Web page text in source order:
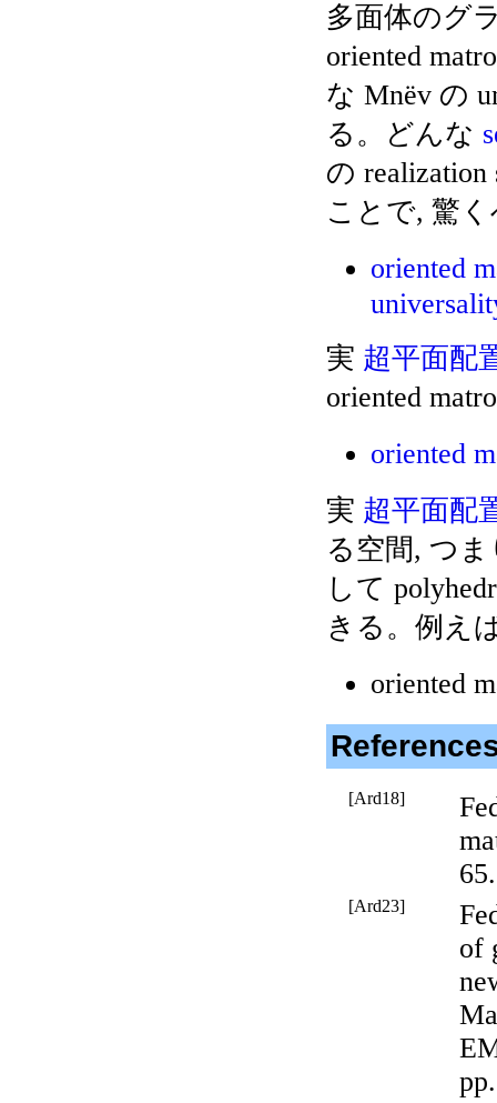
多面体のグ
oriented
な Mnëv の
る。どんな
の
ことで, 驚
oriented
実 超平面配
oriented
oriented
実 超平面配
る空間, つ
して
きる。例え
oriented
[Ard18]
[Ard23]
of